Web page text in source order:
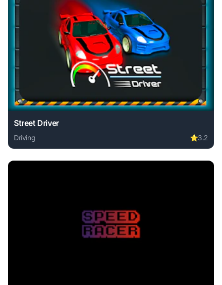
Street Driver
Driving ⭐3.2
Play Street Driver online free. driving game, no download